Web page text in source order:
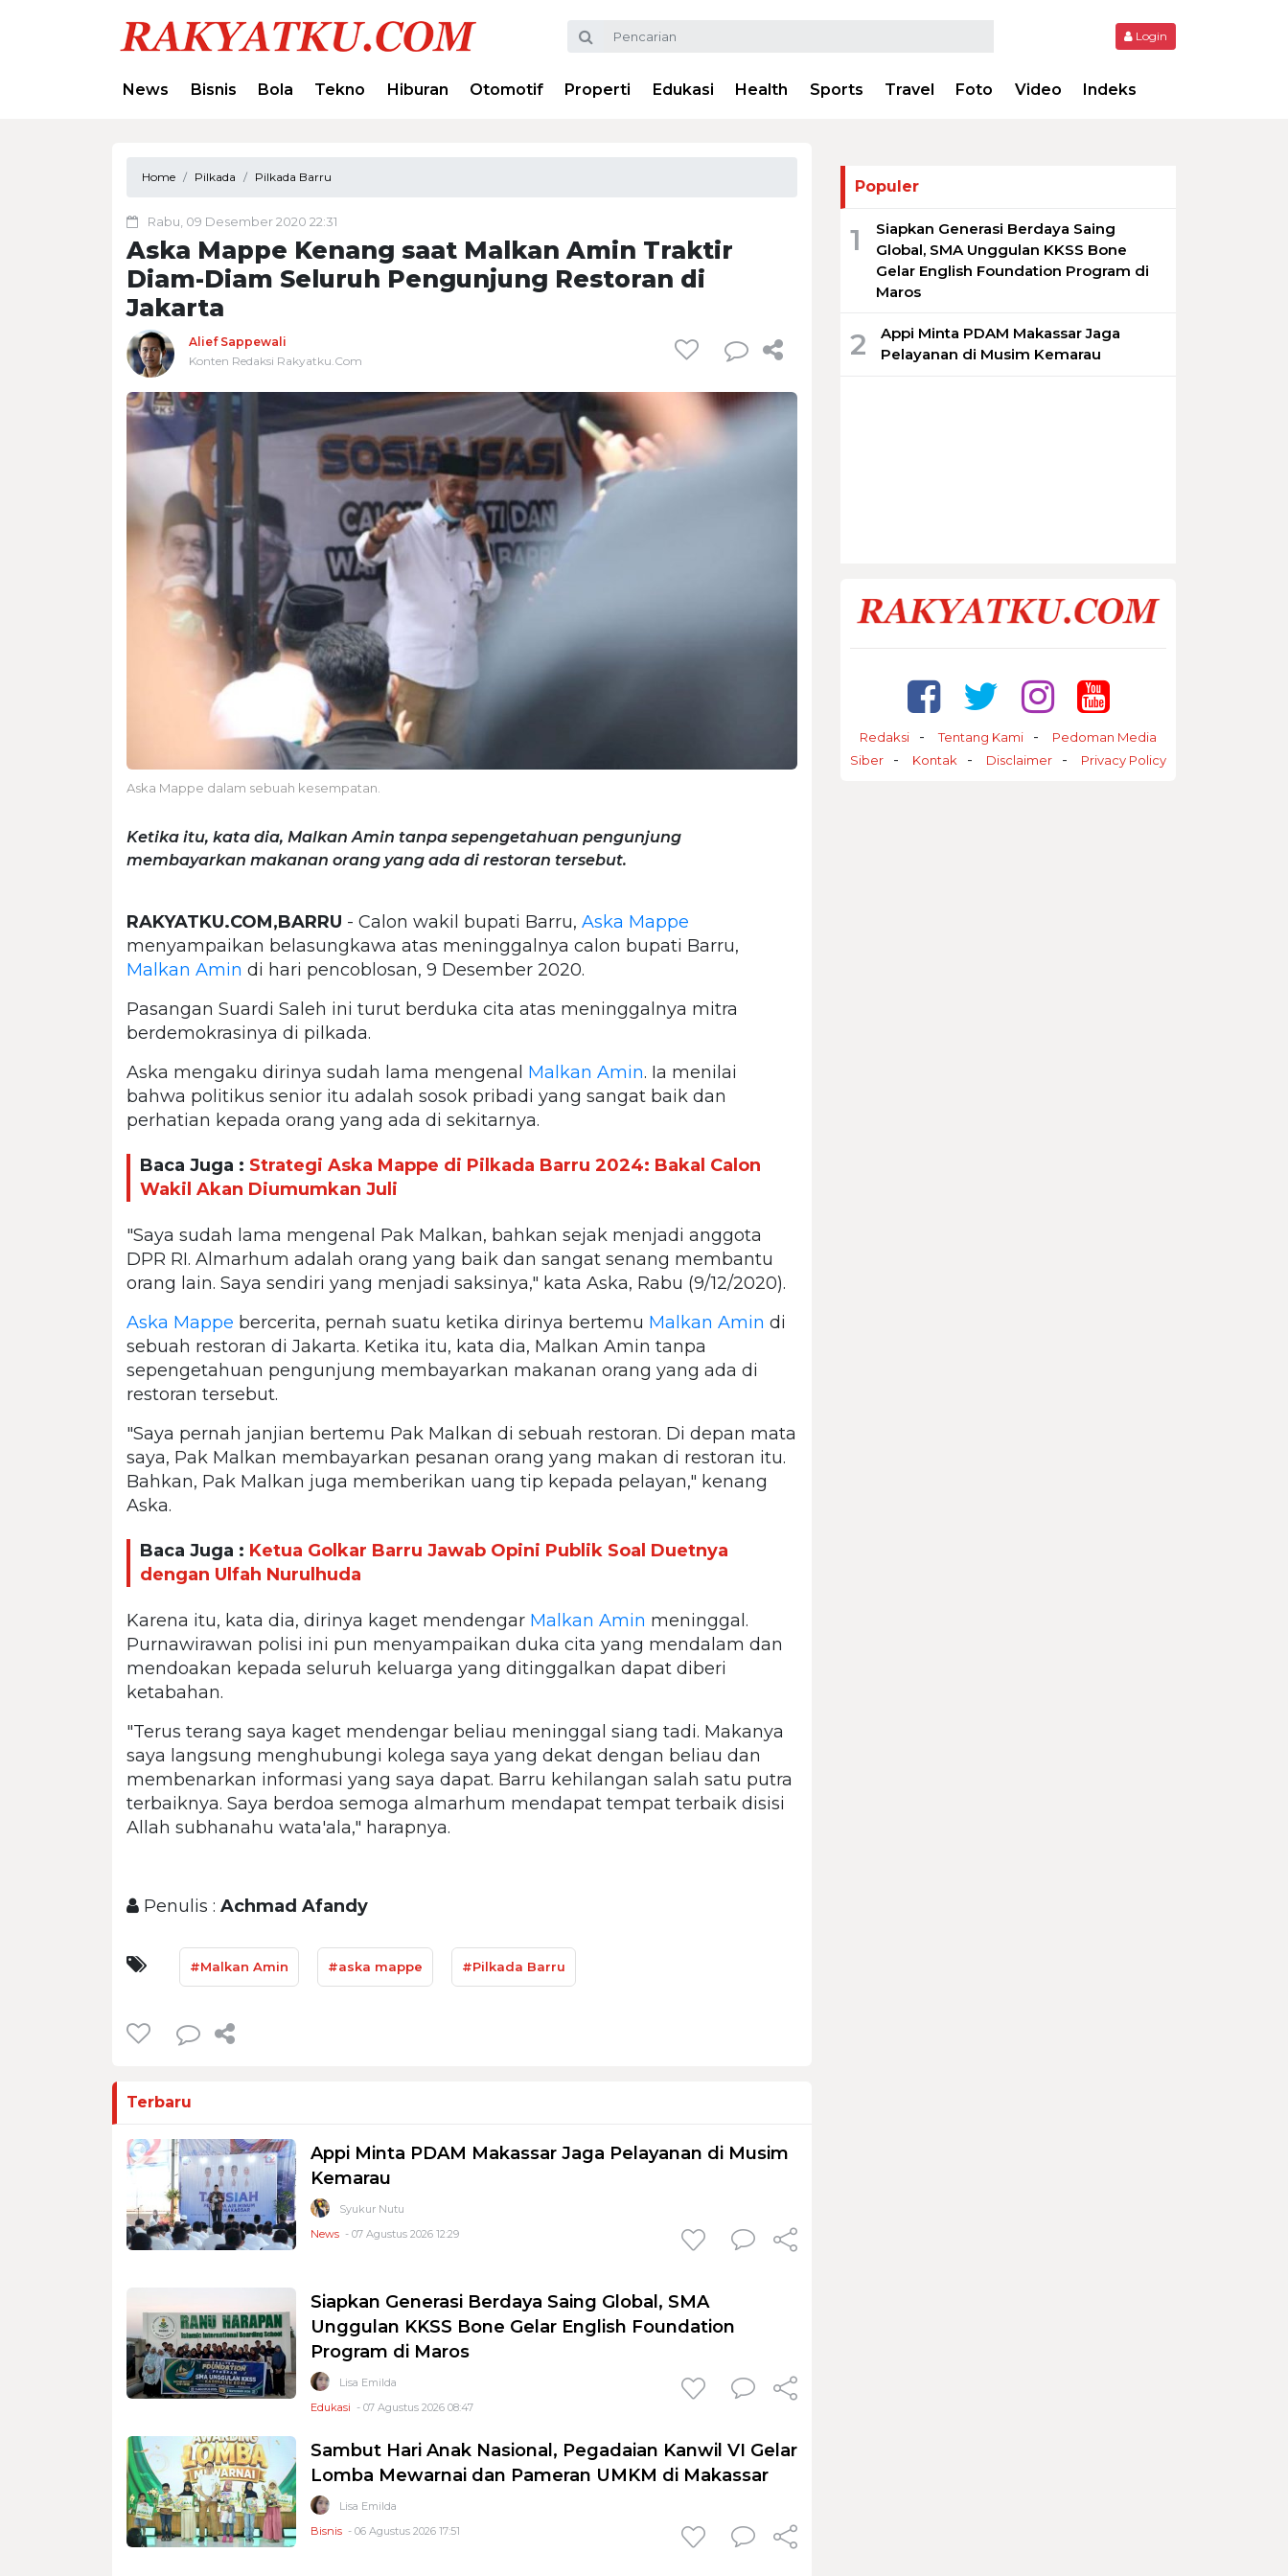
Login
News Bisnis Bola Tekno Hiburan Otomotif Properti Edukasi Health Sports Travel Foto Video Indeks
Home Pilkada Pilkada Barru
Rabu, 09 Desember 2020 22:31
Aska Mappe Kenang saat Malkan Amin Traktir
Diam-Diam Seluruh Pengunjung Restoran di
Jakarta
Alief Sappewali
Konten Redaksi Rakyatku.Com
Aska Mappe dalam sebuah kesempatan.
Ketika itu, kata dia, Malkan Amin tanpa sepengetahuan pengunjung
membayarkan makanan orang yang ada di restoran tersebut.
RAKYATKU.COM,BARRU - Calon wakil bupati Barru, Aska Mappe
menyampaikan belasungkawa atas meninggalnya calon bupati Barru,
Malkan Amin di hari pencoblosan, 9 Desember 2020.
Pasangan Suardi Saleh ini turut berduka cita atas meninggalnya mitra
berdemokrasinya di pilkada.
Aska mengaku dirinya sudah lama mengenal Malkan Amin. Ia menilai
bahwa politikus senior itu adalah sosok pribadi yang sangat baik dan
perhatian kepada orang yang ada di sekitarnya.
Baca Juga : Strategi Aska Mappe di Pilkada Barru 2024: Bakal Calon
Wakil Akan Diumumkan Juli
"Saya sudah lama mengenal Pak Malkan, bahkan sejak menjadi anggota
DPR RI. Almarhum adalah orang yang baik dan sangat senang membantu
orang lain. Saya sendiri yang menjadi saksinya," kata Aska, Rabu (9/12/2020).
Aska Mappe bercerita, pernah suatu ketika dirinya bertemu Malkan Amin di
sebuah restoran di Jakarta. Ketika itu, kata dia, Malkan Amin tanpa
sepengetahuan pengunjung membayarkan makanan orang yang ada di
restoran tersebut.
"Saya pernah janjian bertemu Pak Malkan di sebuah restoran. Di depan mata
saya, Pak Malkan membayarkan pesanan orang yang makan di restoran itu.
Bahkan, Pak Malkan juga memberikan uang tip kepada pelayan," kenang
Aska.
Baca Juga : Ketua Golkar Barru Jawab Opini Publik Soal Duetnya
dengan Ulfah Nurulhuda
Karena itu, kata dia, dirinya kaget mendengar Malkan Amin meninggal.
Purnawirawan polisi ini pun menyampaikan duka cita yang mendalam dan
mendoakan kepada seluruh keluarga yang ditinggalkan dapat diberi
ketabahan.
"Terus terang saya kaget mendengar beliau meninggal siang tadi. Makanya
saya langsung menghubungi kolega saya yang dekat dengan beliau dan
membenarkan informasi yang saya dapat. Barru kehilangan salah satu putra
terbaiknya. Saya berdoa semoga almarhum mendapat tempat terbaik disisi
Allah subhanahu wata'ala," harapnya.
Penulis : Achmad Afandy
#Malkan Amin #aska mappe #Pilkada Barru
Terbaru
Appi Minta PDAM Makassar Jaga Pelayanan di Musim
Kemarau
Syukur Nutu
News - 07 Agustus 2026 12:29
Siapkan Generasi Berdaya Saing Global, SMA
Unggulan KKSS Bone Gelar English Foundation
Program di Maros
Lisa Emilda
Edukasi - 07 Agustus 2026 08:47
Sambut Hari Anak Nasional, Pegadaian Kanwil VI Gelar
Lomba Mewarnai dan Pameran UMKM di Makassar
Lisa Emilda
Bisnis - 06 Agustus 2026 17:51
Populer
1
Siapkan Generasi Berdaya Saing
Global, SMA Unggulan KKSS Bone
Gelar English Foundation Program di
Maros
2
Appi Minta PDAM Makassar Jaga
Pelayanan di Musim Kemarau
Redaksi Tentang Kami
Pedoman Media
Siber
Kontak Disclaimer Privacy Policy